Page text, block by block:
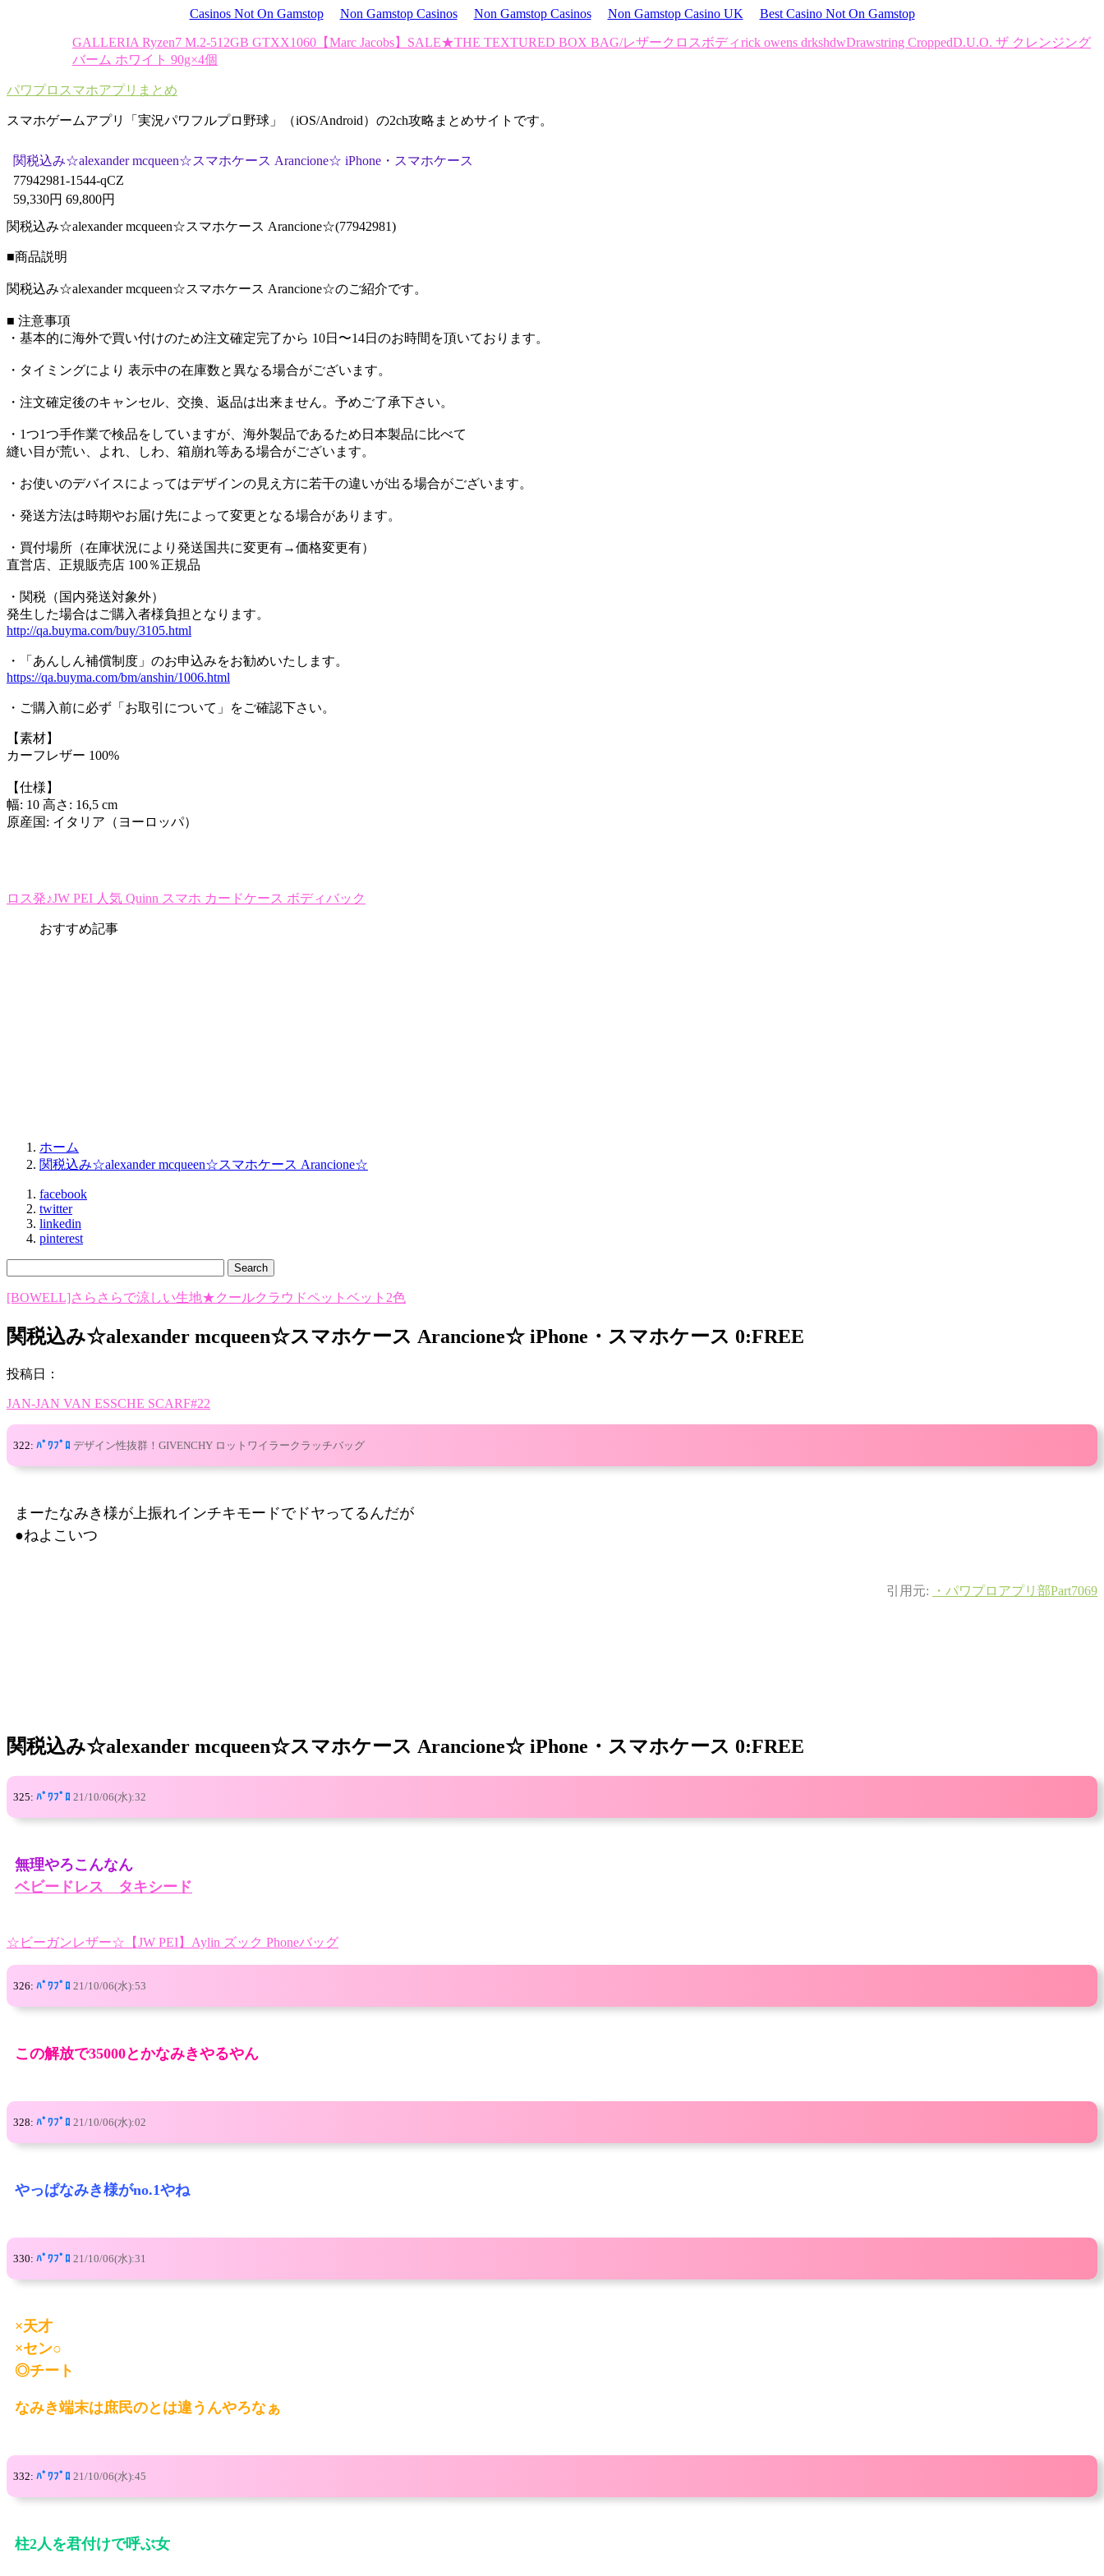
Casinos Not On Gamstop Non Gamstop Casinos Non Gamstop Casinos Non Gamstop Casino UK Best Casino Not On Gamstop
GALLERIA Ryzen7 M.2-512GB GTXX1060 【Marc Jacobs】SALE★THE TEXTURED BOX BAG/レザークロスボディrick owens drkshdwDrawstring CroppedD.U.O. ザ クレンジング
バーム ホワイト 90g×4個
パワプロスマホアプリまとめ
スマホゲームアプリ「実況パワフルプロ野球」（iOS/Android）の2ch攻略まとめサイトです。
関税込み☆alexander mcqueen☆スマホケース Arancione☆ iPhone・スマホケース
77942981-1544-qCZ
59,330円 69,800円
関税込み☆alexander mcqueen☆スマホケース Arancione☆(77942981)
■商品説明
関税込み☆alexander mcqueen☆スマホケース Arancione☆のご紹介です。
■ 注意事項
・基本的に海外で買い付けのため注文確定完了から 10日〜14日のお時間を頂いております。
・タイミングにより 表示中の在庫数と異なる場合がございます。
・注文確定後のキャンセル、交換、返品は出来ません。予めご了承下さい。
・1つ1つ手作業で検品をしていますが、海外製品であるため日本製品に比べて
縫い目が荒い、よれ、しわ、箱崩れ等ある場合がございます。
・お使いのデバイスによってはデザインの見え方に若干の違いが出る場合がございます。
・発送方法は時期やお届け先によって変更となる場合があります。
・買付場所（在庫状況により発送国共に変更有→価格変更有）
直営店、正規販売店 100％正規品
・関税（国内発送対象外）
発生した場合はご購入者様負担となります。
http://qa.buyma.com/buy/3105.html
・「あんしん補償制度」のお申込みをお勧めいたします。
https://qa.buyma.com/bm/anshin/1006.html
・ご購入前に必ず「お取引について」をご確認下さい。
【素材】
カーフレザー 100%
【仕様】
幅: 10 高さ: 16,5 cm
原産国: イタリア（ヨーロッパ）
ロス発♪JW PEI 人気 Quinn スマホ カードケース ボディバック
おすすめ記事
ホーム
関税込み☆alexander mcqueen☆スマホケース Arancione☆
facebook
twitter
linkedin
pinterest
[BOWELL]さらさらで涼しい生地★クールクラウドペットベット2色
関税込み☆alexander mcqueen☆スマホケース Arancione☆ iPhone・スマホケース 0:FREE
投稿日：
JAN-JAN VAN ESSCHE SCARF#22
322: ﾊﾟﾜﾌﾟﾛ デザイン性抜群！GIVENCHY ロットワイラークラッチバッグ
まーたなみき様が上振れインチキモードでドヤってるんだが
●ねよこいつ
引用元: ・パワプロアプリ部Part7069
関税込み☆alexander mcqueen☆スマホケース Arancione☆ iPhone・スマホケース 0:FREE
325: ﾊﾟﾜﾌﾟﾛ 21/10/06(水):32
無理やろこんなん
ベビードレス タキシード
☆ビーガンレザー☆【JW PEI】Aylin ズック Phoneバッグ
326: ﾊﾟﾜﾌﾟﾛ 21/10/06(水):53
この解放で35000とかなみきやるやん
328: ﾊﾟﾜﾌﾟﾛ 21/10/06(水):02
やっぱなみき様がno.1やね
330: ﾊﾟﾜﾌﾟﾛ 21/10/06(水):31
×天才
×セン○
◎チート
なみき端末は庶民のとは違うんやろなぁ
332: ﾊﾟﾜﾌﾟﾛ 21/10/06(水):45
柱2人を君付けで呼ぶ女